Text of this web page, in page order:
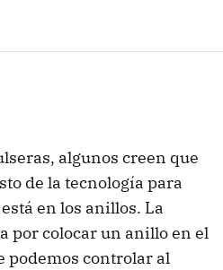
algunos creen que
de la tecnología para
en los anillos. La
por colocar un anillo en el
podemos controlar al